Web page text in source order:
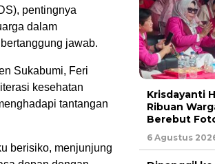
pentingnya
dalam
jawab.
Sukabumi, Feri
kesehatan
tantangan
berisiko, menjunjung
Krisdayanti
Ribuan
Berebut
6 Agustus